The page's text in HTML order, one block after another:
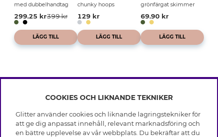
med dubbelhandtag
299.25 kr399 kr
LÄGG TILL
chunky hoops
129 kr
LÄGG TILL
grönfärgat skimmer
69.90 kr
LÄGG TILL
INFO
Leverans
Villkor
OM GLITTER
COOKIES OCH LIKNANDE TEKNIKER
Glitter använder cookies och liknande lagringstekniker för
att ge dig anpassat innehåll, relevant marknadsföring och
en bättre upplevelse av vår webbplats. Du bekräftar att du